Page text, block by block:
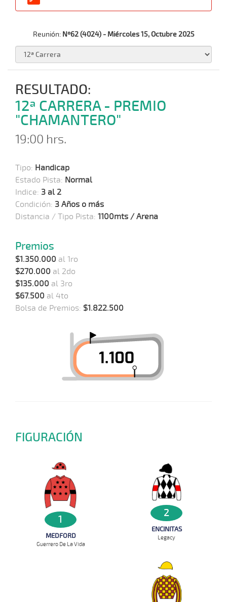
Reunión: Nº62 (4024) - Miércoles 15, Octubre 2025
RESULTADO:
12ª CARRERA - PREMIO
"CHAMANTERO"
19:00 hrs.
Tipo: Handicap
Estado Pista: Normal
Indice: 3 al 2
Condición: 3 Años o más
Distancia / Tipo Pista: 1100mts / Arena
Premios
$1.350.000 al 1ro
$270.000 al 2do
$135.000 al 3ro
$67.500 al 4to
Bolsa de Premios: $1.822.500
FIGURACIÓN
1
MEDFORD
Guerrero De La Vida
2
ENCINITAS
Legacy